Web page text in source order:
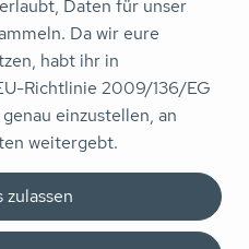
Artikelanzahl
Gesamtpreis: 3,69 €
Daten für unser
Da wir eure
habt ihr in
Richtlinie 2009/136/EG
einzustellen, an
weitergebt.